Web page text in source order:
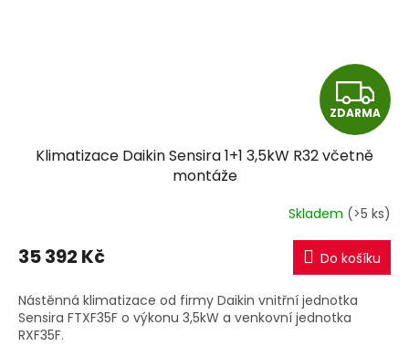
Z
D
R
M
A
ZDARMA
Klimatizace Daikin Sensira 1+1 3,5kW R32 včetně
montáže
Skladem (>5 ks)
35 392 Kč Do košíku
Nástěnná klimatizace od firmy Daikin vnitřní jednotka
Sensira FTXF35F o výkonu 3,5kW a venkovní jednotka
RXF35F.